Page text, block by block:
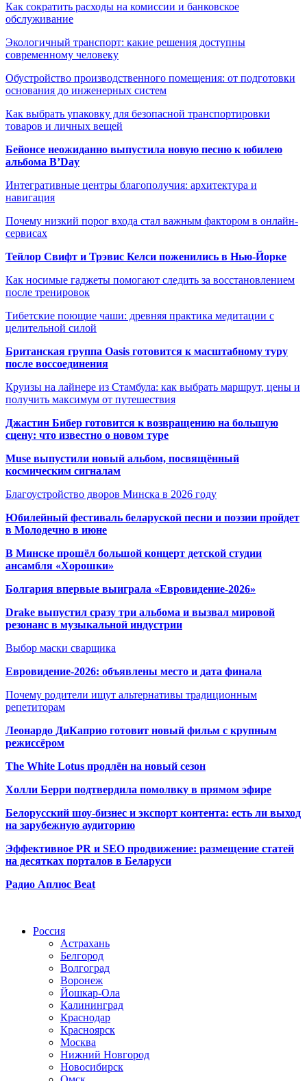
Как сократить расходы на комиссии и банковское
обслуживание
Экологичный транспорт: какие решения доступны
современному человеку
Обустройство производственного помещения: от подготовки
основания до инженерных систем
Как выбрать упаковку для безопасной транспортировки
товаров и личных вещей
Бейонсе неожиданно выпустила новую песню к юбилею
альбома B’Day
Интегративные центры благополучия: архитектура и
навигация
Почему низкий порог входа стал важным фактором в онлайн-
сервисах
Тейлор Свифт и Трэвис Келси поженились в Нью-Йорке
Как носимые гаджеты помогают следить за восстановлением
после тренировок
Тибетские поющие чаши: древняя практика медитации с
целительной силой
Британская группа Oasis готовится к масштабному туру
после воссоединения
Круизы на лайнере из Стамбула: как выбрать маршрут, цены и
получить максимум от путешествия
Джастин Бибер готовится к возвращению на большую
сцену: что известно о новом туре
Muse выпустили новый альбом, посвящённый
космическим сигналам
Благоустройство дворов Минска в 2026 году
Юбилейный фестиваль беларуской песни и поэзии пройдет
в Молодечно в июне
В Минске прошёл большой концерт детской студии
ансамбля «Хорошки»
Болгария впервые выиграла «Евровидение-2026»
Drake выпустил сразу три альбома и вызвал мировой
резонанс в музыкальной индустрии
Выбор маски сварщика
Евровидение-2026: объявлены место и дата финала
Почему родители ищут альтернативы традиционным
репетиторам
Леонардо ДиКаприо готовит новый фильм с крупным
режиссёром
The White Lotus продлён на новый сезон
Холли Берри подтвердила помолвку в прямом эфире
Белорусский шоу-бизнес и экспорт контента: есть ли выход
на зарубежную аудиторию
Эффективное PR и SEO продвижение: размещение статей
на десятках порталов в Беларуси
Радио Аплюс Beat
Россия
Астрахань
Белгород
Волгоград
Воронеж
Йошкар-Ола
Калининград
Краснодар
Красноярск
Москва
Нижний Новгород
Новосибирск